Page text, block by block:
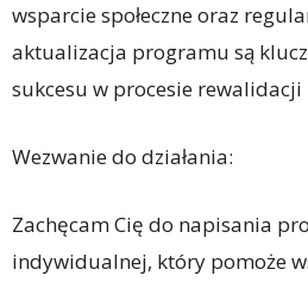
wsparcie społeczne oraz
aktualizacja programu są
sukcesu w procesie
Wezwanie do działania:
Zachęcam Cię do napisania
indywidualnej, który pomoże